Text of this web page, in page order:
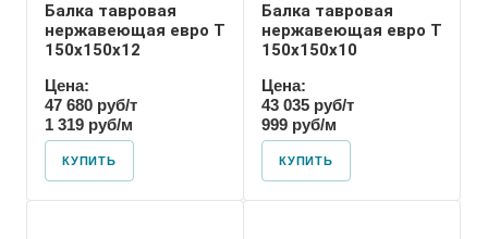
Балка тавровая
нержавеющая евро T
150х150х12
Цена:
47 680 руб/т
1 319 руб/м
КУПИТЬ
Балка тавровая
нержавеющая евро T
150х150х10
Цена:
43 035 руб/т
999 руб/м
КУПИТЬ